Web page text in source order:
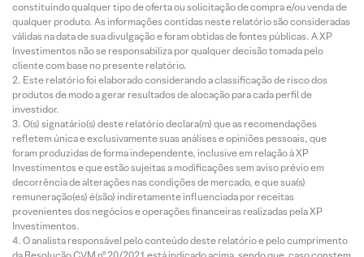
constituindo qualquer tipo de oferta ou solicitação de compra e/ou venda de
qualquer produto. As informações contidas neste relatório são consideradas
válidas na data de sua divulgação e foram obtidas de fontes públicas. A XP
Investimentos não se responsabiliza por qualquer decisão tomada pelo
cliente com base no presente relatório.
Este relatório foi elaborado considerando a classificação de risco dos
produtos de modo a gerar resultados de alocação para cada perfil de
investidor.
O(s) signatário(s) deste relatório declara(m) que as recomendações
refletem única e exclusivamente suas análises e opiniões pessoais, que
foram produzidas de forma independente, inclusive em relação à XP
Investimentos e que estão sujeitas a modificações sem aviso prévio em
decorrência de alterações nas condições de mercado, e que sua(s)
remuneração(es) é(são) indiretamente influenciada por receitas
provenientes dos negócios e operações financeiras realizadas pela XP
Investimentos.
O analista responsável pelo conteúdo deste relatório e pelo cumprimento